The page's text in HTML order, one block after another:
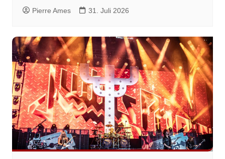
Pierre Ames 31. Juli 2026